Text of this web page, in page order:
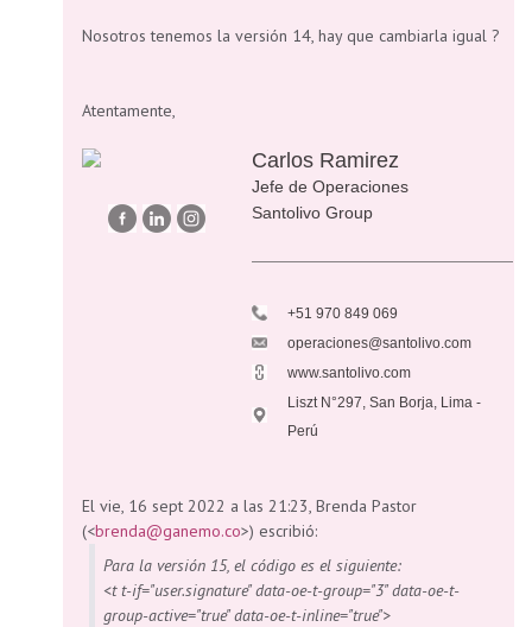
Nosotros tenemos la versión 14, hay que cambiarla igual ?
Atentamente,
Carlos Ramirez
Jefe de Operaciones
Santolivo Group
+51 970 849 069
operaciones@santolivo.com
www.santolivo.com
Liszt N°297, San Borja, Lima -
Perú
El vie, 16 sept 2022 a las 21:23, Brenda Pastor
(<brenda@ganemo.co>) escribió:
Para la versión 15, el código es el siguiente:
<t t-if="user.signature" data-oe-t-group="3" data-oe-t-
group-active="true" data-oe-t-inline="true">